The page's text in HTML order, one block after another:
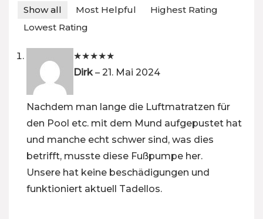
Show all Most Helpful
Highest Rating
Lowest Rating
★★★★★
Dirk– 21. Mai 2024
Nachdem man lange die Luftmatratzen für
den Pool etc. mit dem Mund aufgepustet hat
und manche echt schwer sind, was dies
betrifft, musste diese Fußpumpe her.
Unsere hat keine beschädigungen und
funktioniert aktuell Tadellos.